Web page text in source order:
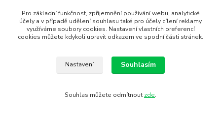
Jakou cyklovložku Craft vybrat?
Pro základní funkčnost, zpříjemnění používání webu, analytické
účely a v případě udělení souhlasu také pro účely cílení reklamy
využíváme soubory cookies. Nastavení vlastních preferencí
cookies můžete kdykoli upravit odkazem ve spodní části stránek.
Nastavení Souhlasím
Souhlas můžete odmítnout zde.